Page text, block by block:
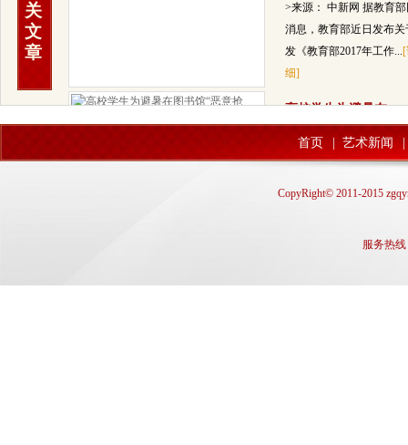
关
文
章
>来源： 中新网 据教育
消息，教育部近日发布关
发《教育部2017年工作...
细]
高校学生为避暑在
> 随着气温的上升和期末
来临，安装空调的图书馆
处，...[详细]
作，能不能找到满意的工作？
首页 艺术新闻 |
CopyRight© 2011-2015
服务热线